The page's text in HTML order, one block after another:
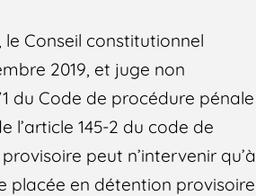
le Conseil constitutionnel
2019, et juge non
du Code de procédure pénale
l’article 145-2 du code de
peut n’intervenir qu’à
placée en détention provisoire